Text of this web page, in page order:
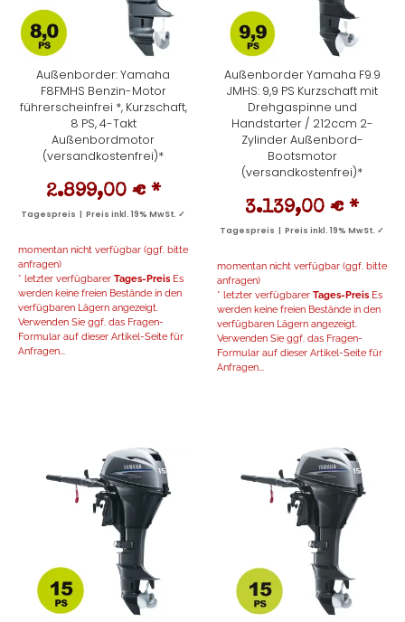
Außenborder: Yamaha
F8FMHS Benzin-Motor
führerscheinfrei *, Kurzschaft,
8 PS, 4-Takt
Außenbordmotor
(versandkostenfrei)*
2.899,00 € *
Tagespreis | Preis inkl. 19% MwSt. ✓
momentan nicht verfügbar (ggf. bitte
anfragen)
* letzter verfügbarer Tages-Preis Es
werden keine freien Bestände in den
verfügbaren Lägern angezeigt.
Verwenden Sie ggf. das Fragen-
Formular auf dieser Artikel-Seite für
Anfragen...
Außenborder Yamaha F9.9
JMHS: 9,9 PS Kurzschaft mit
Drehgaspinne und
Handstarter / 212ccm 2-
Zylinder Außenbord-
Bootsmotor
(versandkostenfrei)*
3.139,00 € *
Tagespreis | Preis inkl. 19% MwSt. ✓
momentan nicht verfügbar (ggf. bitte
anfragen)
* letzter verfügbarer Tages-Preis Es
werden keine freien Bestände in den
verfügbaren Lägern angezeigt.
Verwenden Sie ggf. das Fragen-
Formular auf dieser Artikel-Seite für
Anfragen...